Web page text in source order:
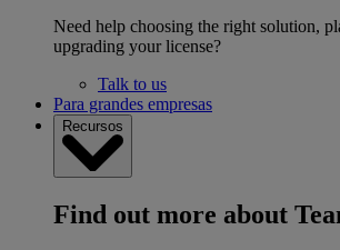
Need help choosing the right solution,
upgrading your license?
Talk to us
Para grandes empresas
Recursos
Find out more about